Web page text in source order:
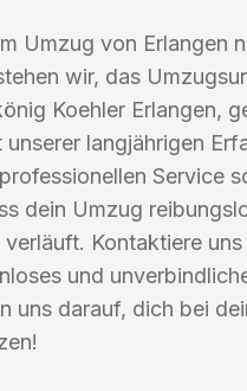
Umzug von Erlangen
wir, das
Koehler Erlangen,
unserer langjährigen
Service
dein Umzug
verläuft. Kontaktiere
und
uns darauf, dich bei